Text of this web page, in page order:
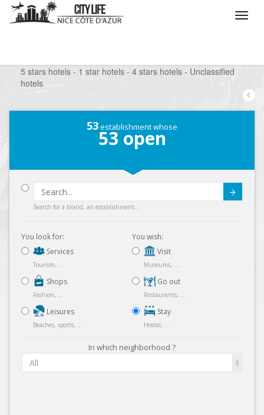
5 stars hotels - 1 star hotels - 4 stars hotels - Unclassified
hotels
53establishment whose
53 open
Search for a brand, an establishment...
You look for:
Services
Tourism, ...
Shops
Fashion, ...
Leisures
Beaches, sports, ...
You wish:
Visit
Museums, ...
Go out
Restaurants, ...
Stay
Hostel, ...
In which neighborhood ?
All